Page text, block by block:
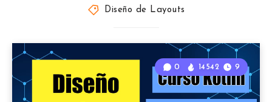
Diseño de Layouts
0 14542 9